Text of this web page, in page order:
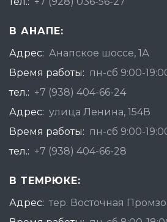
В АНАПЕ:
Адрес: Анапское шоссе, 1А
Время работы: пн-сб 9:00-
тел.: +7 (938) 404-66-24
Адрес: улица Ленина, 154В
Время работы: пн-сб 9:00-
тел.: +7 (938) 404-66-28
В ТЕМРЮКЕ:
Адрес: тер. Восточная